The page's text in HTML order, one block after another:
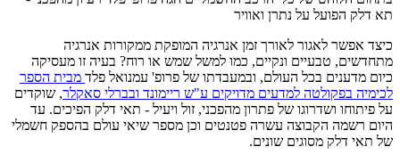
תא דלק הפועל על נתרן ואוויר
כיצד אפשר לאגור לאורך זמן אנרגיה המופקת ממקורות אנרגיה
מתחדשים, טבעיים ונקיים, כמו למשל שמש או רוח? בעיה זו מעסיקה
כיום מדענים בכל העולם, ובמעבדתו של פרופ' עמנואל פלד מבית הספר
לכימיה בפקולטה למדעים מדויקים ע"ש ריימונד ובברלי סאקלר, שוקדים
על פיתוחו ושדרוגו של פתרון מהפכני, זול ויעיל - תאי דלק הפיכים. עד
היום רשמה הקבוצה עשרה פטנטים וכן מספר שיאי עולם בהספק חשמלי
של תאי דלק מסוגים שונים.